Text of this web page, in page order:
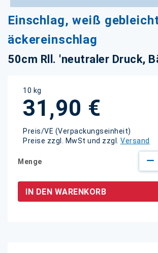
Einschlag, weiß
äckereinschlag
50cm Rll. 'neutraler Druck,
10 kg
31,90 €
Preis/VE (Verpackungseinheit)
Preise zzgl. MwSt und zzgl. Versand
Menge
IN DEN WARENKORB
Zum
Anfang
der
Bildgalerie
springen